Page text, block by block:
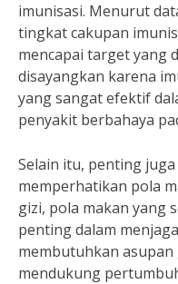
imunisasi. Menurut
tingkat cakupan
mencapai target yang
disayangkan karena
yang sangat efektif
penyakit berbahaya
Selain itu, penting
memperhatikan pola
gizi, pola makan yang
penting dalam
membutuhkan
mendukung